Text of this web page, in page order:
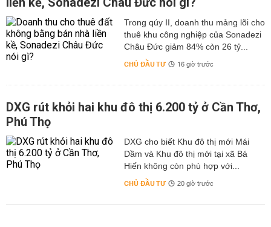
Trong qúy II, doanh thu mảng lõi cho
thuê khu công nghiệp của Sonadezi
Châu Đức giảm 84% còn 26 tỷ...
CHỦ ĐẦU TƯ 16 giờ trước
DXG rút khỏi hai khu đô thị 6.200 tỷ ở Cần Thơ,
Phú Thọ
DXG cho biết Khu đô thị mới Mái
Dầm và Khu đô thị mới tại xã Bá
Hiến không còn phù hợp với...
CHỦ ĐẦU TƯ 20 giờ trước